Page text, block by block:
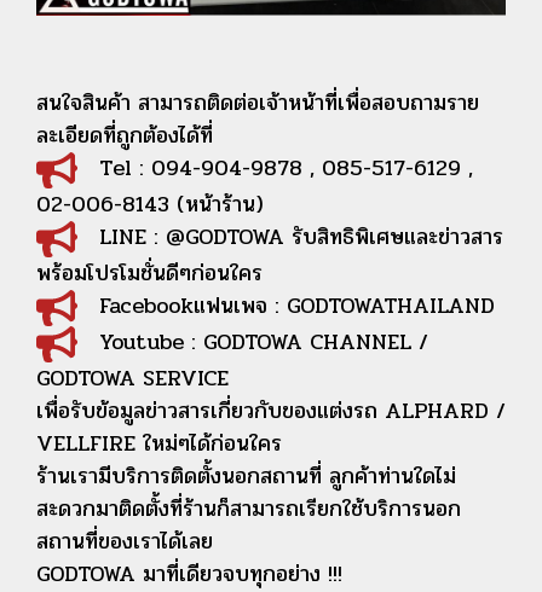
สนใจสินค้า สามารถติดต่อเจ้าหน้าที่เพื่อสอบถามราย
ละเอียดที่ถูกต้องได้ที่
Tel : 094-904-9878 , 085-517-6129 ,
02-006-8143 (หน้าร้าน)
LINE : @GODTOWA รับสิทธิพิเศษและข่าวสาร
พร้อมโปรโมชั่นดีๆก่อนใคร
Facebookแฟนเพจ : GODTOWATHAILAND
Youtube : GODTOWA CHANNEL /
GODTOWA SERVICE
เพื่อรับข้อมูลข่าวสารเกี่ยวกับของแต่งรถ ALPHARD /
VELLFIRE ใหม่ๆได้ก่อนใคร
ร้านเรามีบริการติดตั้งนอกสถานที่ ลูกค้าท่านใดไม่
สะดวกมาติดตั้งที่ร้านก็สามารถเรียกใช้บริการนอก
สถานที่ของเราได้เลย
GODTOWA มาที่เดียวจบทุกอย่าง !!!